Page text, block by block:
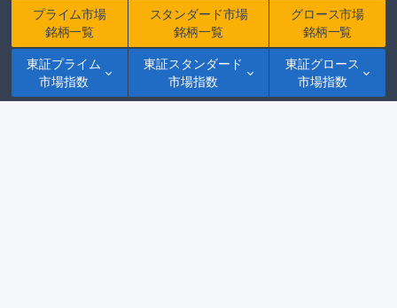
プライム市場
銘柄一覧
スタンダード市場
銘柄一覧
グロース市場
銘柄一覧
東証プライム
市場指数
東証スタンダード
市場指数
東証グロース
市場指数